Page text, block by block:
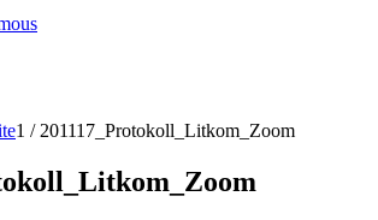
1 / 201117_Protokoll_Litkom_Zoom